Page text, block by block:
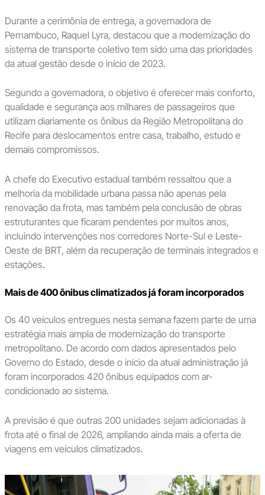
Durante a cerimônia de entrega, a governadora de
Pernambuco, Raquel Lyra, destacou que a modernização do
sistema de transporte coletivo tem sido uma das prioridades
da atual gestão desde o início de 2023.
Segundo a governadora, o objetivo é oferecer mais conforto,
qualidade e segurança aos milhares de passageiros que
utilizam diariamente os ônibus da Região Metropolitana do
Recife para deslocamentos entre casa, trabalho, estudo e
demais compromissos.
A chefe do Executivo estadual também ressaltou que a
melhoria da mobilidade urbana passa não apenas pela
renovação da frota, mas também pela conclusão de obras
estruturantes que ficaram pendentes por muitos anos,
incluindo intervenções nos corredores Norte-Sul e Leste-
Oeste de BRT, além da recuperação de terminais integrados e
estações.
Mais de 400 ônibus climatizados já foram incorporados
Os 40 veículos entregues nesta semana fazem parte de uma
estratégia mais ampla de modernização do transporte
metropolitano. De acordo com dados apresentados pelo
Governo do Estado, desde o início da atual administração já
foram incorporados 420 ônibus equipados com ar-
condicionado ao sistema.
A previsão é que outras 200 unidades sejam adicionadas à
frota até o final de 2026, ampliando ainda mais a oferta de
viagens em veículos climatizados.